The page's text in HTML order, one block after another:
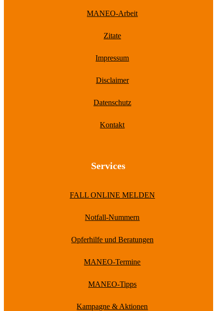
MANEO-Arbeit
Zitate
Impressum
Disclaimer
Datenschutz
Kontakt
Services
FALL ONLINE MELDEN
Notfall-Nummern
Opferhilfe und Beratungen
MANEO-Termine
MANEO-Tipps
Kampagne & Aktionen